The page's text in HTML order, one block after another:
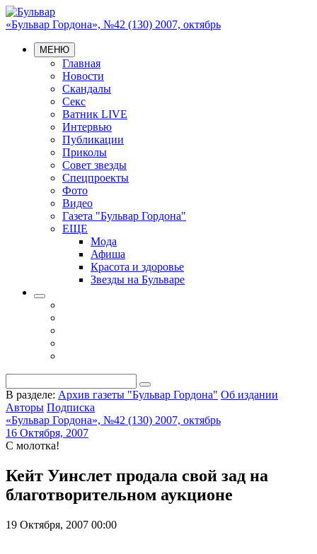
«Бульвар Гордона», №42 (130) 2007, октябрь
МЕНЮ
Главная
Новости
Скандалы
Секс
Ватник LIVE
Интервью
Публикации
Приколы
Совет звезды
Спецпроекты
Фото
Видео
Газета "Бульвар Гордона"
ЕЩЕ
Мода
Афиша
Красота и здоровье
Звезды на Бульваре
В разделе: Архив газеты "Бульвар Гордона" Об издании
Авторы Подписка
«Бульвар Гордона», №42 (130) 2007, октябрь
16 Октября, 2007
С молотка!
Кейт Уинслет продала свой зад на
благотворительном аукционе
19 Октября, 2007 00:00